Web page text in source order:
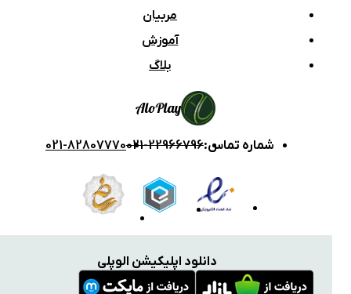
مربیان
آموزش
بلاگ
AloPlay
شماره تماس:
021-22966796
021-82807770
دانلود اپلیکیشن الوپلی